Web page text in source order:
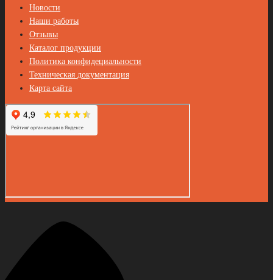
Новости
Наши работы
Отзывы
Каталог продукции
Политика конфидециальности
Техническая документация
Карта сайта